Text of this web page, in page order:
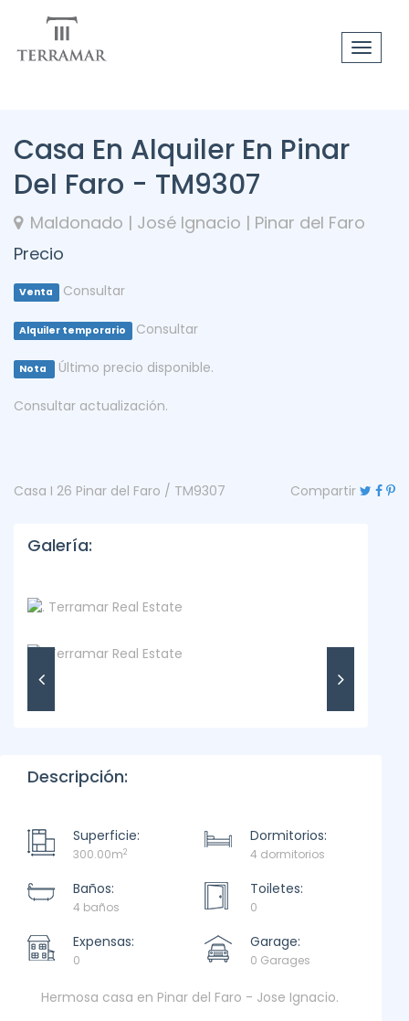
Toggle
Casa En Alquiler En Pinar
Del Faro - TM9307
Maldonado | José Ignacio | Pinar del Faro
Precio
Venta Consultar
Alquiler temporario Consultar
Nota Último precio disponible.
Consultar actualización.
Casa I 26 Pinar del Faro / TM9307 Compartir
Galería:
Descripción:
Superficie:
300.00m2
Dormitorios:
4 dormitorios
Baños:
4 baños
Toiletes:
0
Expensas:
0
Garage:
0 Garages
Hermosa casa en Pinar del Faro - Jose Ignacio.